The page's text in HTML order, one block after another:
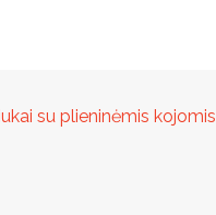
su plieninėmis kojomis